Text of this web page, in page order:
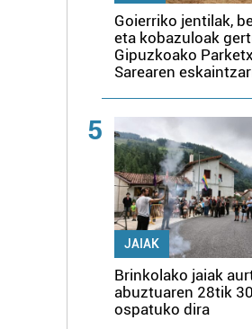
Goierriko jentilak,
eta kobazuloak
Gipuzkoako
Sarearen
5
JAIAK
Brinkolako jaiak
abuztuaren 28tik
ospatuko dira